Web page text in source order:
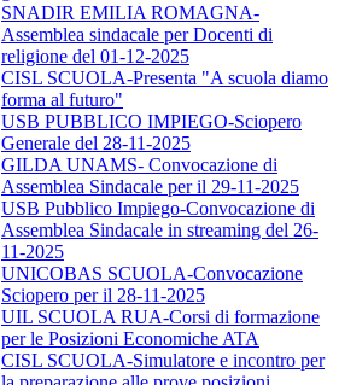
SNADIR EMILIA ROMAGNA-
Assemblea sindacale per Docenti di
religione del 01-12-2025
CISL SCUOLA-Presenta "A scuola diamo
forma al futuro"
USB PUBBLICO IMPIEGO-Sciopero
Generale del 28-11-2025
GILDA UNAMS- Convocazione di
Assemblea Sindacale per il 29-11-2025
USB Pubblico Impiego-Convocazione di
Assemblea Sindacale in streaming del 26-
11-2025
UNICOBAS SCUOLA-Convocazione
Sciopero per il 28-11-2025
UIL SCUOLA RUA-Corsi di formazione
per le Posizioni Economiche ATA
CISL SCUOLA-Simulatore e incontro per